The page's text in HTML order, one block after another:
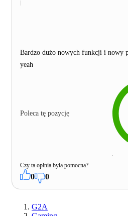
Bardzo dużo nowych funkcji i nowy
yeah
Poleca tę pozycję
Czy ta opinia była pomocna?
0 0
G2A